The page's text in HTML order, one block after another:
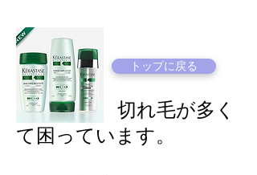
Q&A枝毛、切れ毛が多く
て困っています。
トップに戻る